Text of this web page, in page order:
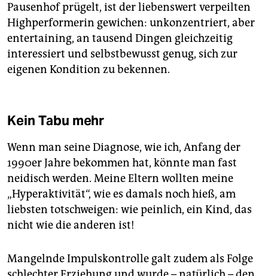
Pausenhof prügelt, ist der liebenswert verpeilten
Highperformerin gewichen: unkonzentriert, aber
entertaining, an tausend Dingen gleichzeitig
interessiert und selbstbewusst genug, sich zur
eigenen Kondition zu bekennen.
Kein Tabu mehr
Wenn man seine Diagnose, wie ich, Anfang der
1990er Jahre bekommen hat, könnte man fast
neidisch werden. Meine Eltern wollten meine
„Hyperaktivität“, wie es damals noch hieß, am
liebsten totschweigen: wie peinlich, ein Kind, das
nicht wie die anderen ist!
Mangelnde Impulskontrolle galt zudem als Folge